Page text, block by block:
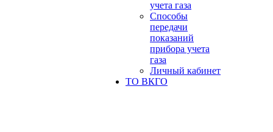
учета газа
Способы
передачи
показаний
прибора учета
газа
Личный кабинет
ТО ВКГО